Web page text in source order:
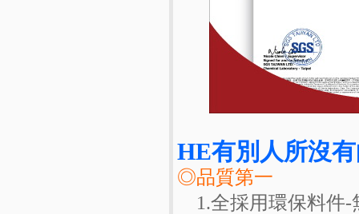
HE有別人所沒
◎品質第一
1.全採用環保料件-